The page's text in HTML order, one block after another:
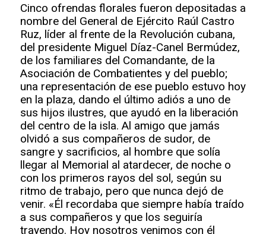
Cinco ofrendas florales fueron depositadas a
nombre del General de Ejército Raúl Castro
Ruz, líder al frente de la Revolución cubana,
del presidente Miguel Díaz-Canel Bermúdez,
de los familiares del Comandante, de la
Asociación de Combatientes y del pueblo;
una representación de ese pueblo estuvo hoy
en la plaza, dando el último adiós a uno de
sus hijos ilustres, que ayudó en la liberación
del centro de la isla. Al amigo que jamás
olvidó a sus compañeros de sudor, de
sangre y sacrificios, al hombre que solía
llegar al Memorial al atardecer, de noche o
con los primeros rayos del sol, según su
ritmo de trabajo, pero que nunca dejó de
venir. «Él recordaba que siempre había traído
a sus compañeros y que los seguiría
trayendo. Hoy nosotros venimos con él